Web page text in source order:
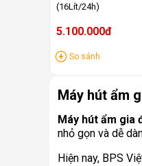
(16Lít/24h)
5.100.000đ
So sánh
Máy hút ẩm
Máy hút ẩm gia
nhỏ gọn và dễ
Hiện nay, BPS